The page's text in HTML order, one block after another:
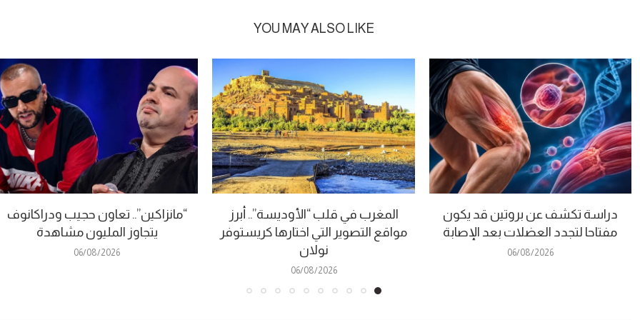
YOU MAY ALSO LIKE
دراسة تكشف عن بروتين قد يكون
مفتاحا لتجدد العضلات بعد الإصابة
06/08/2026
المغرب في قلب “الأوديسة”.. أبرز
مواقع التصوير التي اختارها كريستوفر
نولان
06/08/2026
“مانزاكين”.. تعاون حجيب ودراكانوف
يتجاوز المليون مشاهدة
06/08/2026